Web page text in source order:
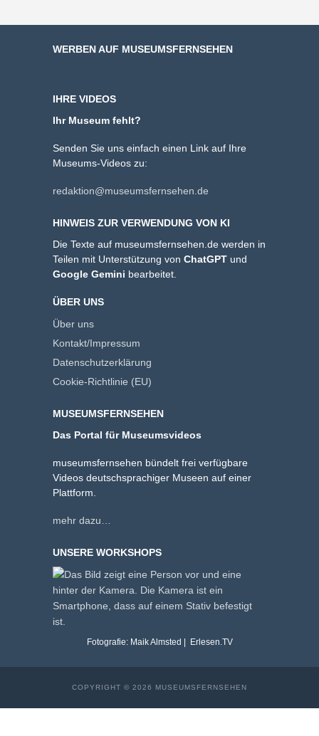
WERBEN AUF MUSEUMSFERNSEHEN
IHRE VIDEOS
Ihr Museum fehlt?
Senden Sie uns einfach einen Link auf Ihre
Museums-Videos zu:
redaktion@museumsfernsehen.de
HINWEIS ZUR VERWENDUNG VON KI
Die Texte auf museumsfernsehen.de werden in
Teilen mit Unterstützung von ChatGPT und
Google Gemini bearbeitet.
ÜBER UNS
Über uns
Kontakt/Impressum
Datenschutzerklärung
Cookie-Richtlinie (EU)
MUSEUMSFERNSEHEN
Das Portal für Museumsvideos
museumsfernsehen bündelt frei verfügbare
Videos deutschsprachiger Museen auf einer
Plattform.
mehr dazu…
UNSERE WORKSHOPS
Fotografie: Maik Almsted | Erlesen.TV
COPYRIGHT © 2026 MUSEUMSFERNSEHEN